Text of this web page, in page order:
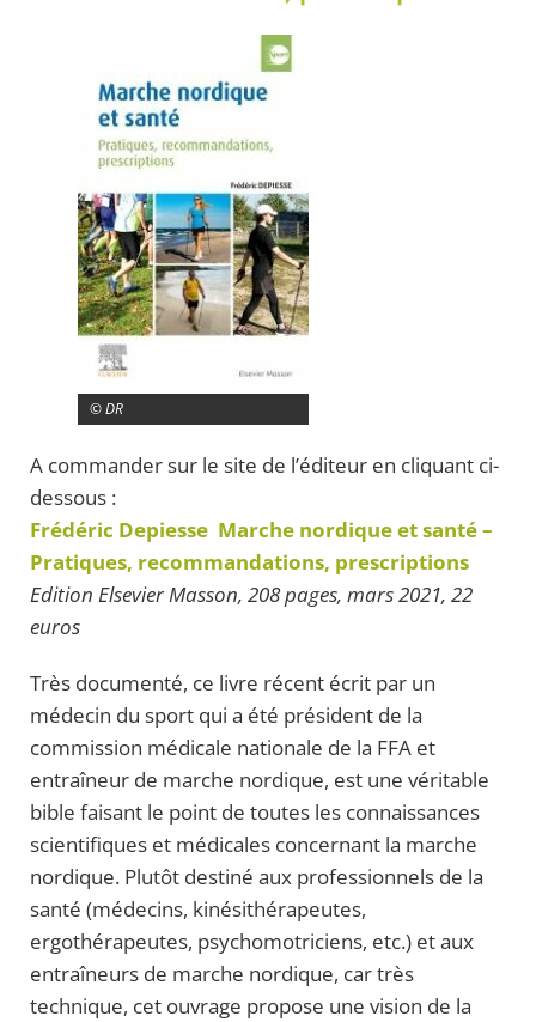
© DR
A commander sur le site de l’éditeur en cliquant ci-
dessous :
Frédéric Depiesse Marche nordique et santé –
Pratiques, recommandations, prescriptions
Edition Elsevier Masson, 208 pages, mars 2021, 22
euros
Très documenté, ce livre récent écrit par un
médecin du sport qui a été président de la
commission médicale nationale de la FFA et
entraîneur de marche nordique, est une véritable
bible faisant le point de toutes les connaissances
scientifiques et médicales concernant la marche
nordique. Plutôt destiné aux professionnels de la
santé (médecins, kinésithérapeutes,
ergothérapeutes, psychomotriciens, etc.) et aux
entraîneurs de marche nordique, car très
technique, cet ouvrage propose une vision de la